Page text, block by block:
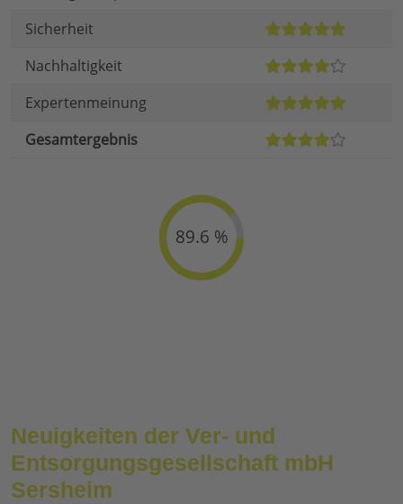
Sicherheit
Nachhaltigkeit
Expertenmeinung
Gesamtergebnis
89.6 %
Neuigkeiten der Ver- und
Entsorgungsgesellschaft mbH
Sersheim